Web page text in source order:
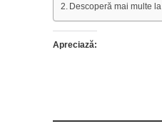
Descoperă mai multe
Apreciază: